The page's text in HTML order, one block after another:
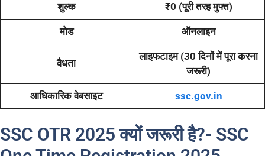
शुल्क ₹0 (पूरी तरह मुफ्त)
मोड ऑनलाइन
वैधता
लाइफटाइम (30 दिनों में पूरा करना
जरूरी)
आधिकारिक वेबसाइट ssc.gov.in
SSC OTR 2025 क्यों जरूरी है?- SSC